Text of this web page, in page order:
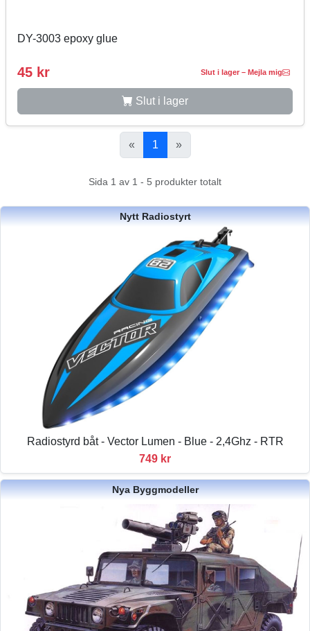
DY-3003 epoxy glue
45 kr Slut i lager – Mejla mig
Slut i lager
« 1 »
Sida 1 av 1 - 5 produkter totalt
Nytt Radiostyrt
Radiostyrd båt - Vector Lumen - Blue - 2,4Ghz - RTR
749 kr
Nya Byggmodeller